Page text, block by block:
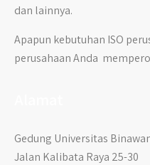
dan lainnya.
Apapun kebutuhan ISO
perusahaan Anda
Gedung Universitas
Jalan Kalibata Raya 25-30